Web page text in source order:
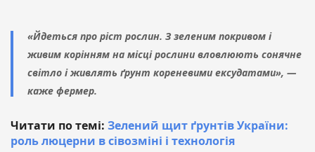
«Йдеться про ріст рослин. З зеленим покривом і
живим корінням на місці рослини вловлюють сонячне
світло і живлять ґрунт кореневими ексудатами», —
каже фермер.
Читати по темі: Зелений щит ґрунтів України:
роль люцерни в сівозміні і технологія